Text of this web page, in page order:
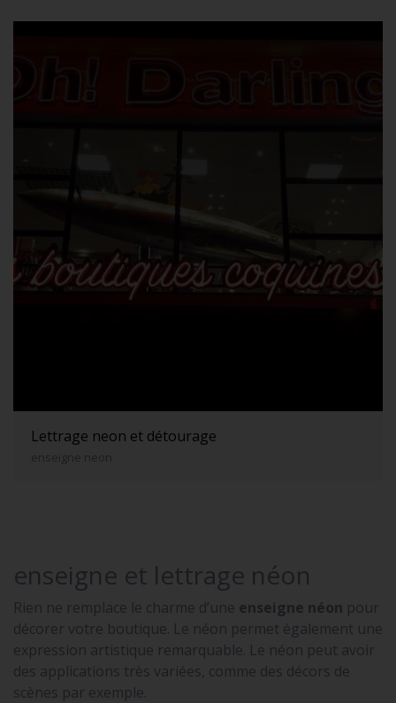
Lettrage neon et détourage
enseigne neon
enseigne et lettrage néon
Rien ne remplace le charme d’une enseigne néon pour
décorer votre boutique. Le néon permet également une
expression artistique remarquable. Le néon peut avoir
des applications très variées, comme des décors de
scènes par exemple.